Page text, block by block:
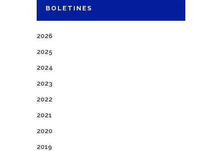
BOLETINES
2026
2025
2024
2023
2022
2021
2020
2019